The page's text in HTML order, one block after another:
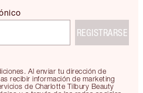
Al enviar tu dirección de
recibir información de marketing
de Charlotte Tilbury Beauty
REGISTRARSE